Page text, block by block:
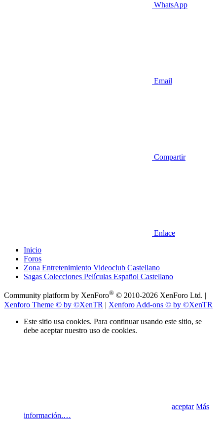
WhatsApp
Email
Compartir
Enlace
Inicio
Foros
Zona Entretenimiento Videoclub Castellano
Sagas Colecciones Películas Español Castellano
Community platform by XenForo® © 2010-2026 XenForo Ltd.
Xenforo Theme © by ©XenTR | Xenforo Add-ons © by ©XenTR
Este sitio usa cookies. Para continuar usando este sitio, se
debe aceptar nuestro uso de cookies.
aceptar Más
información.…